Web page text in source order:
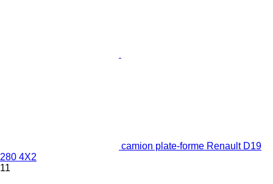
camion plate-forme Renault D19
280 4X2
11